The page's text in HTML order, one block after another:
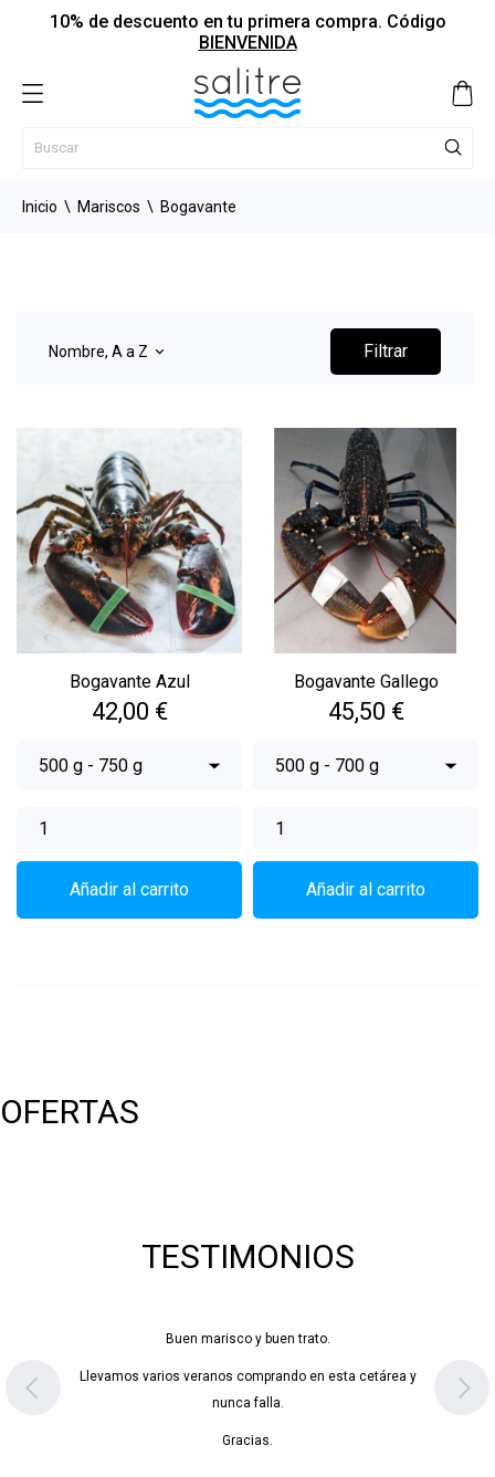
10% de descuento en tu primera compra. Código
BIENVENIDA
Inicio Mariscos Bogavante
Nombre, A a Z keyboard_arrow_down Filtrar
Bogavante Azul
Precio
42,00 €
Añadir al carrito
Bogavante Gallego
Precio
45,50 €
Añadir al carrito
OFERTAS
TESTIMONIOS
Buen marisco y buen trato.
Llevamos varios veranos comprando en esta cetárea y
nunca falla.
Gracias.